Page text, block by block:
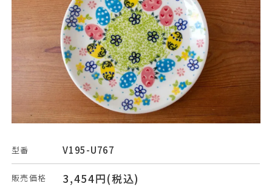
型番 V195-U767
販売価格 3,454円(税込)